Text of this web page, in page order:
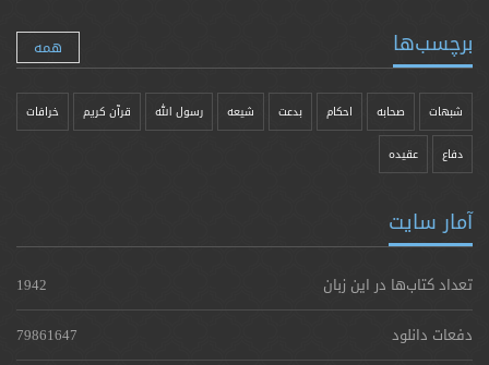
برچسب‌ها همه
شبهات صحابه احکام بدعت شیعه رسول الله قرآن کریم خرافات
دفاع عقیده
آمار سایت
تعداد کتاب‌ها در این زبان
1942
دفعات دانلود
79861647